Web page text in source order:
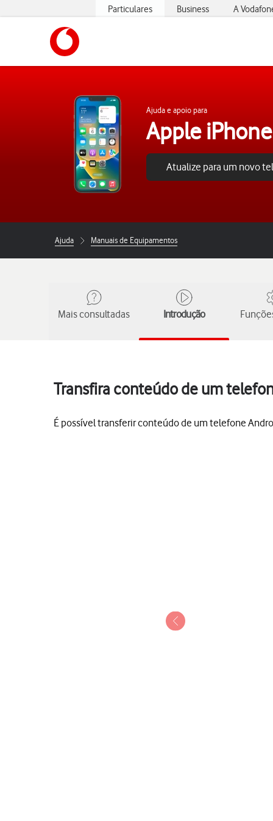
Particulares Business A
Ajuda e apoio para
Apple
Atualize para um novo
Ajuda Manuais de Equipamentos
Mais consultadas Introdução
Transfira conteúdo de um
É possível transferir conteúdo de um telefone